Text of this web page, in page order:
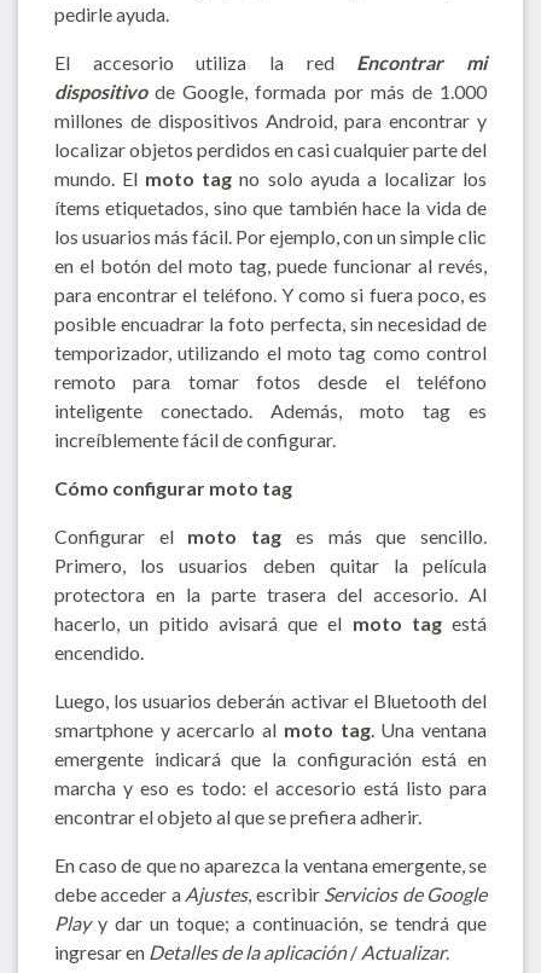
pedirle ayuda.
El accesorio utiliza la red Encontrar mi
dispositivode Google, formada por más de 1.000
millones de dispositivos Android, para encontrar y
localizar objetos perdidos en casi cualquier parte del
mundo. El moto tag no solo ayuda a localizar los
ítems etiquetados, sino que también hace la vida de
los usuarios más fácil. Por ejemplo, con un simple clic
en el botón del moto tag, puede funcionar al revés,
para encontrar el teléfono. Y como si fuera poco, es
posible encuadrar la foto perfecta, sin necesidad de
temporizador, utilizando el moto tag como control
remoto para tomar fotos desde el teléfono
inteligente conectado. Además, moto tag es
increíblemente fácil de configurar.
Cómo configurar moto tag
Configurar el moto tag es más que sencillo.
Primero, los usuarios deben quitar la película
protectora en la parte trasera del accesorio. Al
hacerlo, un pitido avisará que el moto tagestá
encendido.
Luego, los usuarios deberán activar el Bluetooth del
smartphone y acercarlo al moto tag. Una ventana
emergente indicará que la configuración está en
marcha y eso es todo: el accesorio está listo para
encontrar el objeto al que se prefiera adherir.
En caso de que no aparezca la ventana emergente, se
debe acceder a Ajustes, escribir Servicios de Google
Playy dar un toque; a continuación, se tendrá que
ingresar en Detalles de la aplicación/ Actualizar.